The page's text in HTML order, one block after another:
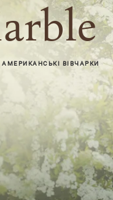
АМЕРИКАНСЬКІ ВІВЧАРКИ